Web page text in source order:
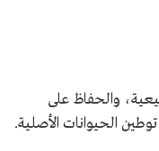
والحفاظ على
توطين الحيوانات الأصلية.